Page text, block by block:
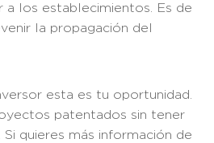
a los establecimientos. Es de
la propagación del
esta es tu oportunidad.
patentados sin tener
quieres más información de